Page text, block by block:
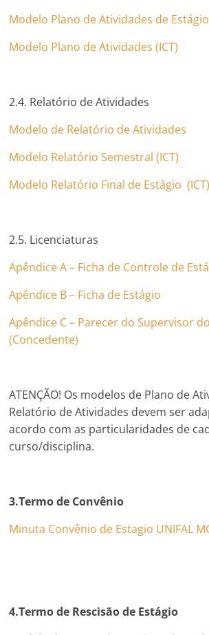
Modelo Plano de Atividades de Estágio
Modelo Plano de Atividades (ICT)
2.4. Relatório de Atividades
Modelo de Relatório de Atividades
Modelo Relatório Semestral (ICT)
Modelo Relatório Final de Estágio (ICT)
2.5. Licenciaturas
Apêndice A – Ficha de Controle de
Apêndice B – Ficha de Estágio
Apêndice C – Parecer do Supervisor
(Concedente)
ATENÇÃO! Os modelos de Plano de
Relatório de Atividades devem ser
acordo com as particularidades de
curso/disciplina.
3.Termo de Convênio
Minuta Convênio de Estagio UNIFAL
4.Termo de Rescisão de Estágio